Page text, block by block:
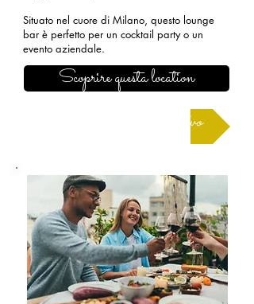
Situato nel cuore di Milano, questo lounge
bar è perfetto per un cocktail party o un
evento aziendale.
Scoprire questa location
Richiedere un preventivo